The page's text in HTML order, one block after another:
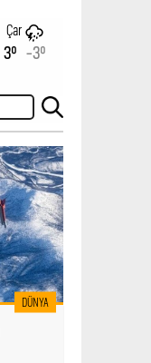
Çar
3° -3°
DÜNYA